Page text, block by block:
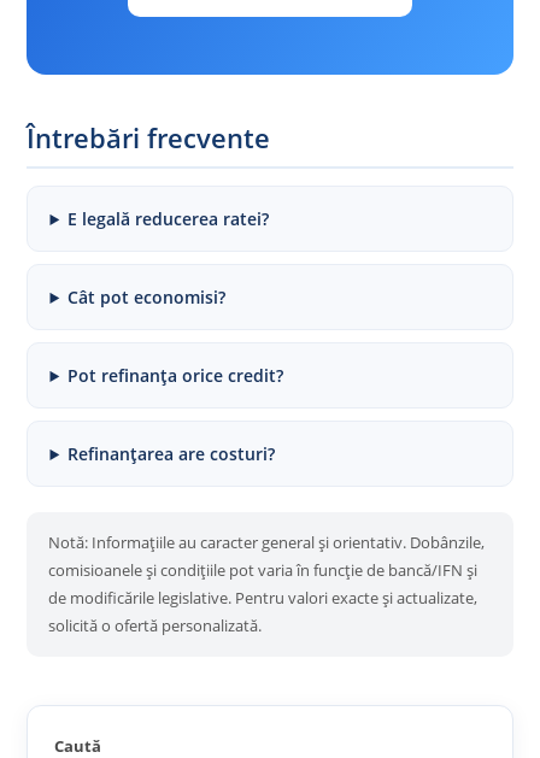
Întrebări frecvente
E legală reducerea ratei?
Cât pot economisi?
Pot refinanța orice credit?
Refinanțarea are costuri?
Notă: Informațiile au caracter general și orientativ. Dobânzile,
comisioanele și condițiile pot varia în funcție de bancă/IFN și
de modificările legislative. Pentru valori exacte și actualizate,
solicită o ofertă personalizată.
Caută